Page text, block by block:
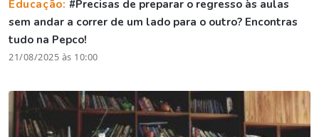
Educação:#Precisas de preparar o regresso às aulas
sem andar a correr de um lado para o outro? Encontras
tudo na Pepco!
21/08/2025 às 10:00